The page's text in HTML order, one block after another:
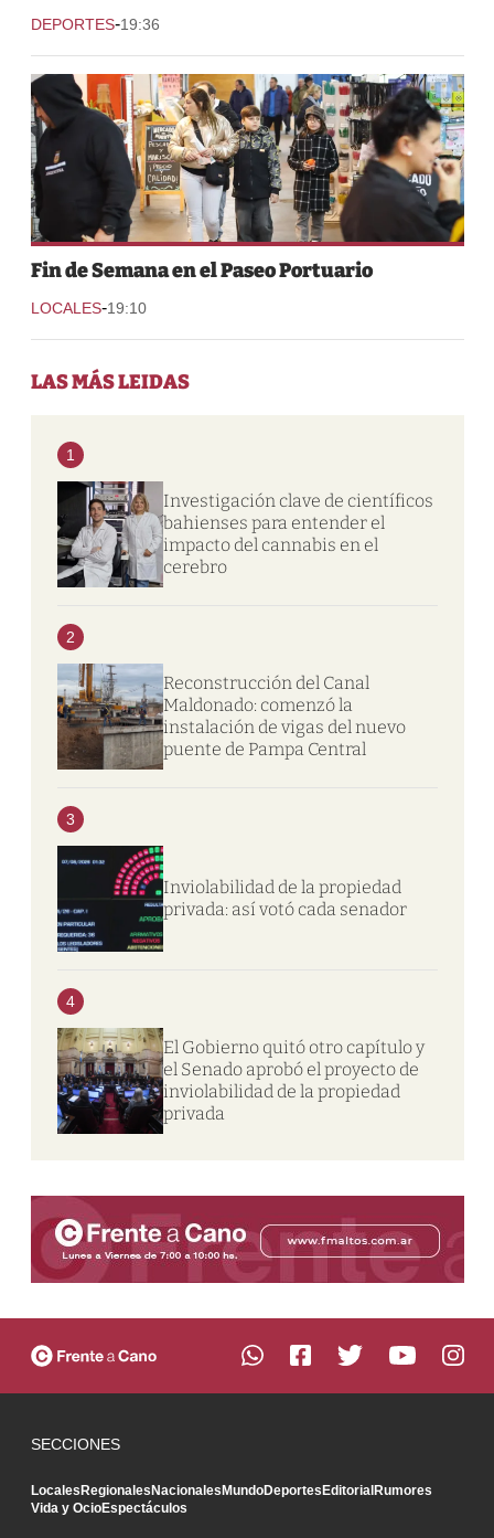
DEPORTES-19:36
Fin de Semana en el Paseo Portuario
LOCALES-19:10
LAS MÁS LEIDAS
1
Investigación clave de científicos
bahienses para entender el
impacto del cannabis en el
cerebro
2
Reconstrucción del Canal
Maldonado: comenzó la
instalación de vigas del nuevo
puente de Pampa Central
3
Inviolabilidad de la propiedad
privada: así votó cada senador
4
El Gobierno quitó otro capítulo y
el Senado aprobó el proyecto de
inviolabilidad de la propiedad
privada
SECCIONES
LocalesRegionalesNacionalesMundoDeportesEditorialRumores
Vida y OcioEspectáculos